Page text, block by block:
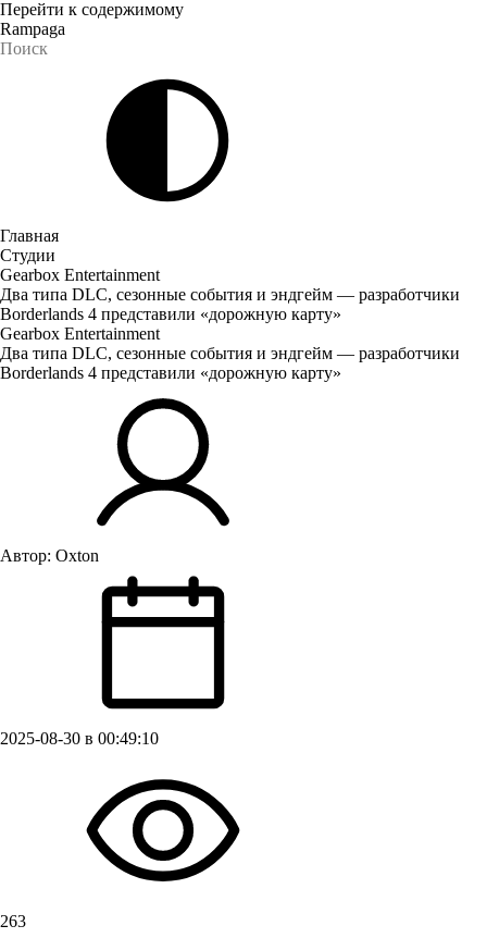
Перейти к содержимому
Rampaga
Главная
Студии
Gearbox Entertainment
Два типа DLC, сезонные события и эндгейм — разработчики
Borderlands 4 представили «дорожную карту»
Gearbox Entertainment
Два типа DLC, сезонные события и эндгейм — разработчики
Borderlands 4 представили «дорожную карту»
Автор: Oxton
2025-08-30 в 00:49:10
263